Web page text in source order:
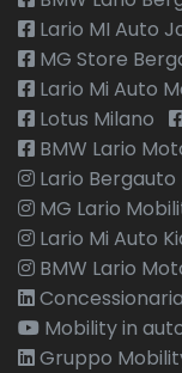
Lario MI Auto
MG Store
Lario Mi Auto
Lotus Milano
BMW Lario
Lario Bergauto
MG Lario
Lario Mi Auto
BMW Lario
Mobility in
Gruppo